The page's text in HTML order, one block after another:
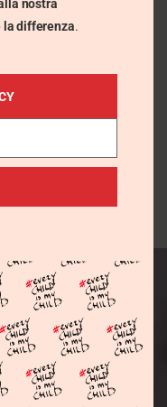
Seguici sui social
vite..
nostra
la differenza.